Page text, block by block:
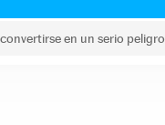
en un serio peligro